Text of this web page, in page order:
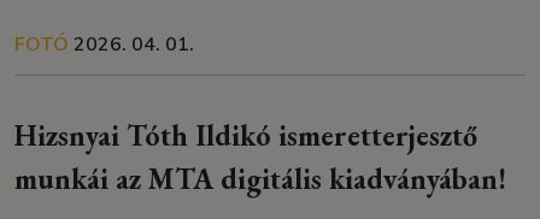
FOTÓ 2026. 04. 01.
Hizsnyai Tóth Ildikó ismeretterjesztő
munkái az MTA digitális kiadványában!